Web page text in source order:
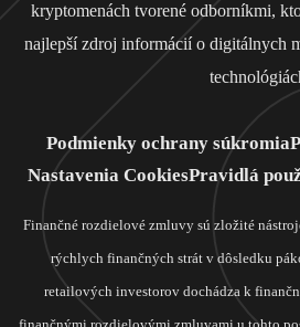
kryptomenách tvorené odborníkmi,
najlepší zdroj informácií o digitálnych
Podmienky ochrany súkromia
Nastavenia CookiesPravidlá
Finančné rozdielové zmluvy sú zložité
rýchlych finančných strát v dôsledku
retailových investorov dochádza k